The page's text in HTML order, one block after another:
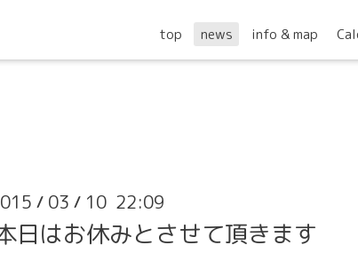
top news info & map
/ 03 / 10 22:09
日はお休みとさせて頂きます